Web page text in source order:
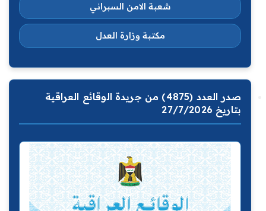
شعبة الامن السبراني
مكتبة وزارة العدل
صدر العدد (4875) من جريدة الوقائع العراقية
بتاريخ 27/7/2026